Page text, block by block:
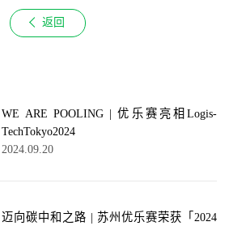
返回
WE ARE POOLING | 优乐赛亮相Logis-
TechTokyo2024
2024.09.20
迈向碳中和之路 | 苏州优乐赛荣获「2024